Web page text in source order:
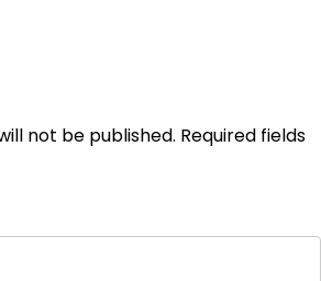
not be published. Required fields